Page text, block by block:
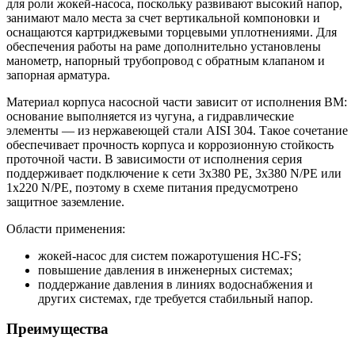
для роли жокей-насоса, поскольку развивают высокий напор,
занимают мало места за счет вертикальной компоновки и
оснащаются картриджевыми торцевыми уплотнениями. Для
обеспечения работы на раме дополнительно установлены
манометр, напорный трубопровод с обратным клапаном и
запорная арматура.
Материал корпуса насосной части зависит от исполнения BM:
основание выполняется из чугуна, а гидравлические
элементы — из нержавеющей стали AISI 304. Такое сочетание
обеспечивает прочность корпуса и коррозионную стойкость
проточной части. В зависимости от исполнения серия
поддерживает подключение к сети 3x380 PE, 3x380 N/PE или
1x220 N/PE, поэтому в схеме питания предусмотрено
защитное заземление.
Области применения:
жокей-насос для систем пожаротушения HC-FS;
повышение давления в инженерных системах;
поддержание давления в линиях водоснабжения и
других системах, где требуется стабильный напор.
Преимущества